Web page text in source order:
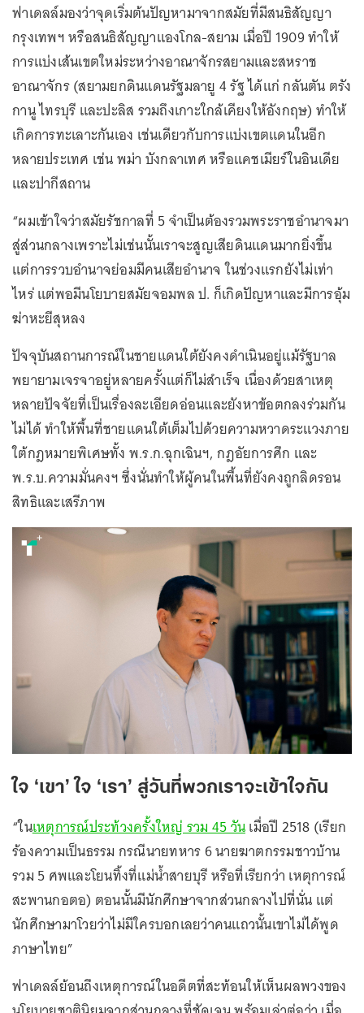
ฟาเดลล์มองว่าจุดเริ่มต้นปัญหามาจากสมัยที่มีสนธิสัญญา
กรุงเทพฯ หรือสนธิสัญญาแองโกล-สยาม เมื่อปี 1909 ทำให้
การแบ่งเส้นเขตใหม่ระหว่างอาณาจักรสยามและสหราช
อาณาจักร (สยามยกดินแดนรัฐมลายู 4 รัฐ ได้แก่ กลันตัน ตรัง
กานู ไทรบุรี และปะลิส รวมถึงเกาะใกล้เคียงให้อังกฤษ) ทำให้
เกิดการทะเลาะกันเอง เช่นเดียวกับการแบ่งเขตแดนในอีก
หลายประเทศ เช่น พม่า บังกลาเทศ หรือแคชเมียร์ในอินเดีย
และปากีสถาน
“ผมเข้าใจว่าสมัยรัชกาลที่ 5 จำเป็นต้องรวมพระราชอำนาจมา
สู่ส่วนกลางเพราะไม่เช่นนั้นเราจะสูญเสียดินแดนมากยิ่งขึ้น
แต่การรวบอำนาจย่อมมีคนเสียอำนาจ ในช่วงแรกยังไม่เท่า
ไหร่ แต่พอมีนโยบายสมัยจอมพล ป. ก็เกิดปัญหาและมีการอุ้ม
ฆ่าหะยีสุหลง
ปัจจุบันสถานการณ์ในชายแดนใต้ยังคงดำเนินอยู่แม้รัฐบาล
พยายามเจรจาอยู่หลายครั้งแต่ก็ไม่สำเร็จ เนื่องด้วยสาเหตุ
หลายปัจจัยที่เป็นเรื่องละเอียดอ่อนและยังหาข้อตกลงร่วมกัน
ไม่ได้ ทำให้พื้นที่ชายแดนใต้เต็มไปด้วยความหวาดระแวงภาย
ใต้กฎหมายพิเศษทั้ง พ.ร.ก.ฉุกเฉินฯ, กฎอัยการศึก และ
พ.ร.บ.ความมั่นคงฯ ซึ่งนั่นทำให้ผู้คนในพื้นที่ยังคงถูกลิดรอน
สิทธิและเสรีภาพ
ใจ ‘เขา’ ใจ ‘เรา’ สู่วันที่พวกเราจะเข้าใจกัน
“ในเหตุการณ์ประท้วงครั้งใหญ่ รวม 45 วันเมื่อปี 2518 (เรียก
ร้องความเป็นธรรม กรณีนายทหาร 6 นายฆาตกรรมชาวบ้าน
รวม 5 ศพและโยนทิ้งที่แม่น้ำสายบุรี หรือที่เรียกว่า เหตุการณ์
สะพานกอตอ) ตอนนั้นมีนักศึกษาจากส่วนกลางไปที่นั่น แต่
นักศึกษามาโวยว่าไม่มีใครบอกเลยว่าคนแถวนั้นเขาไม่ได้พูด
ภาษาไทย”
ฟาเดลล์ย้อนถึงเหตุการณ์ในอดีตที่สะท้อนให้เห็นผลพวงของ